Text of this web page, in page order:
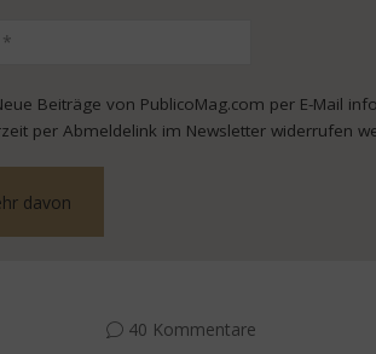
Beiträge von PublicoMag.com per E-Mail
per Abmeldelink im Newsletter widerrufen
40 Kommentare